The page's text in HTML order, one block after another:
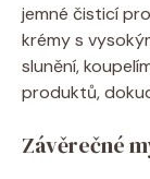
jemné čisticí
krémy s
slunění,
produktů,
Závěrečné